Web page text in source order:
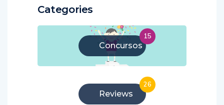
Categories
Concursos
15
Reviews
26